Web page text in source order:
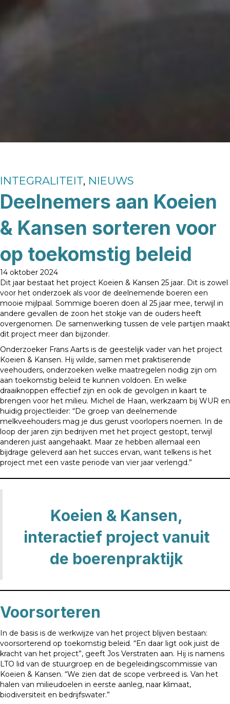
INTEGRALITEIT, NIEUWS
Deelnemers aan Koeien
& Kansen sorteren voor
op toekomstig beleid
14 oktober 2024
Dit jaar bestaat het project Koeien & Kansen 25 jaar. Dit is zowel
voor het onderzoek als voor de deelnemende boeren een
mooie mijlpaal. Sommige boeren doen al 25 jaar mee, terwijl in
andere gevallen de zoon het stokje van de ouders heeft
overgenomen. De samenwerking tussen de vele partijen maakt
dit project meer dan bijzonder.
Onderzoeker Frans Aarts is de geestelijk vader van het project
Koeien & Kansen. Hij wilde, samen met praktiserende
veehouders, onderzoeken welke maatregelen nodig zijn om
aan toekomstig beleid te kunnen voldoen. En welke
draaiknoppen effectief zijn en ook de gevolgen in kaart te
brengen voor het milieu. Michel de Haan, werkzaam bij WUR en
huidig projectleider: “De groep van deelnemende
melkveehouders mag je dus gerust voorlopers noemen. In de
loop der jaren zijn bedrijven met het project gestopt, terwijl
anderen juist aangehaakt. Maar ze hebben allemaal een
bijdrage geleverd aan het succes ervan, want telkens is het
project met een vaste periode van vier jaar verlengd.”
Koeien & Kansen,
interactief project vanuit
de boerenpraktijk
Voorsorteren
In de basis is de werkwijze van het project blijven bestaan:
voorsorterend op toekomstig beleid. “En daar ligt ook juist de
kracht van het project”, geeft Jos Verstraten aan. Hij is namens
LTO lid van de stuurgroep en de begeleidingscommissie van
Koeien & Kansen. “We zien dat de scope verbreed is. Van het
halen van milieudoelen in eerste aanleg, naar klimaat,
biodiversiteit en bedrijfswater.”